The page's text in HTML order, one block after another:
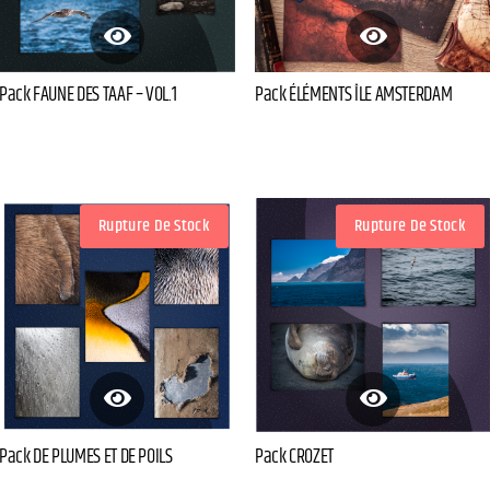
Pack FAUNE DES TAAF – VOL.1 Pack ÉLÉMENTS ÎLE AMSTERDAM
Rupture De Stock
Pack DE PLUMES ET DE POILS
Rupture De Stock
Pack CROZET